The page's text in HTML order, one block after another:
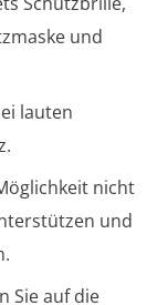
und
lauten
nicht
und
Sie auf die